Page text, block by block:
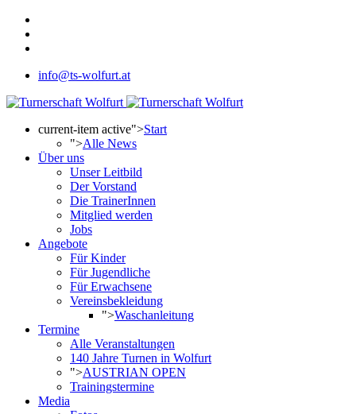
info@ts-wolfurt.at
current-item active">Start
">Alle News
Über uns
Unser Leitbild
Der Vorstand
Die TrainerInnen
Mitglied werden
Jobs
Angebote
Für Kinder
Für Jugendliche
Für Erwachsene
Vereinsbekleidung
">Waschanleitung
Termine
Alle Veranstaltungen
140 Jahre Turnen in Wolfurt
">AUSTRIAN OPEN
Trainingstermine
Media